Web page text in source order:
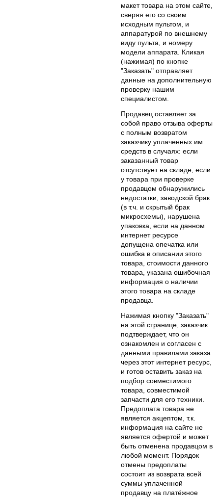
макет товара на этом сайте,
сверяя его со своим
исходным пультом, и
аппаратурой по внешнему
виду пульта, и номеру
модели аппарата. Кликая
(нажимая) по кнопке
"Заказать" отправляет
данные на дополнительную
проверку нашим
специалистом.
Продавец оставляет за
собой право отзыва оферты
с полным возвратом
заказчику уплаченных им
средств в случаях: если
заказанный товар
отсутствует на складе, если
у товара при проверке
продавцом обнаружились
недостатки, заводской брак
(в т.ч. и скрытый брак
микросхемы), нарушена
упаковка, если на данном
интернет ресурсе
допущена опечатка или
ошибка в описании этого
товара, стоимости данного
товара, указана ошибочная
информация о наличии
этого товара на складе
продавца.
Нажимая кнопку "Заказать"
на этой странице, заказчик
подтверждает, что он
ознакомлен и согласен с
данными правилами заказа
через этот интернет ресурс,
и готов оставить заказ на
подбор совместимого
товара, совместимой
запчасти для его техники.
Предоплата товара не
является акцептом, т.к.
информация на сайте не
является офертой и может
быть отменена продавцом в
любой момент. Порядок
отмены предоплаты
состоит из возврата всей
суммы уплаченной
продавцу на платёжное